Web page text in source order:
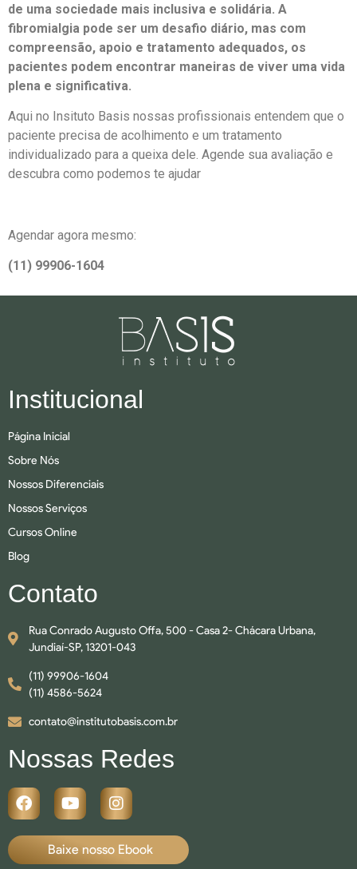
de uma sociedade mais inclusiva e solidária. A
fibromialgia pode ser um desafio diário, mas com
compreensão, apoio e tratamento adequados, os
pacientes podem encontrar maneiras de viver uma vida
plena e significativa.
Aqui no Insituto Basis nossas profissionais entendem que o
paciente precisa de acolhimento e um tratamento
individualizado para a queixa dele. Agende sua avaliação e
descubra como podemos te ajudar
Agendar agora mesmo:
(11) 99906-1604
Institucional
Página Inicial
Sobre Nós
Nossos Diferenciais
Nossos Serviços
Cursos Online
Blog
Contato
Rua Conrado Augusto Offa, 500 - Casa 2- Chácara Urbana,
Jundiaí-SP, 13201-043
(11) 99906-1604
(11) 4586-5624
contato@institutobasis.com.br
Nossas Redes
Baixe nosso Ebook